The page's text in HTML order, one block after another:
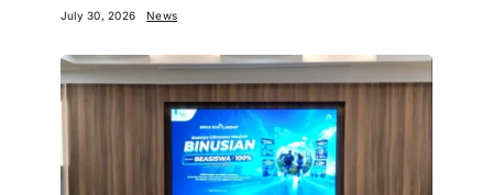
July 30, 2026 News